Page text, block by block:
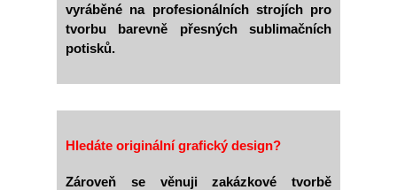
vyráběné na profesionálních strojích pro
tvorbu barevně přesných sublimačních
potisků.
Hledáte originální grafický design?
Zároveň se věnuji zakázkové tvorbě